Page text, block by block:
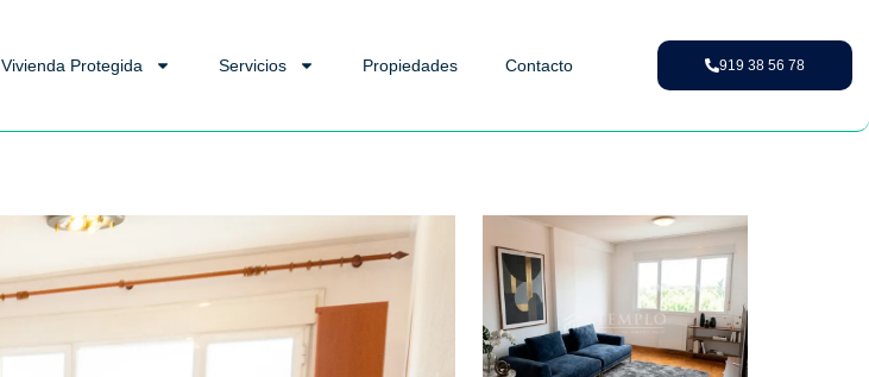
Vivienda Protegida Servicios Propiedades Contacto 919 38 56 78